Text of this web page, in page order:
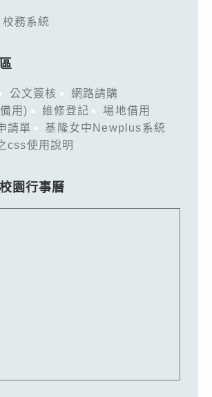
務系統
公文簽核
網路請購
用)
維修登記
場地借用
請單
基隆女中Newplus系統
css使用說明
園行事曆